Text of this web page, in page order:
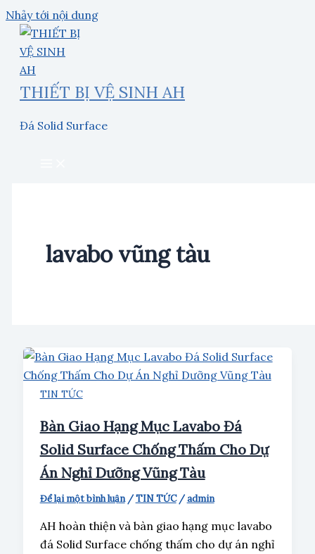
Nhảy tới nội dung
THIẾT BỊ VỆ SINH AH
Đá Solid Surface
lavabo vũng tàu
TIN TỨC
Bàn Giao Hạng Mục Lavabo Đá
Solid Surface Chống Thấm Cho Dự
Án Nghỉ Dưỡng Vũng Tàu
Để lại một bình luận /TIN TỨC/admin
AH hoàn thiện và bàn giao hạng mục lavabo
đá Solid Surface chống thấm cho dự án nghỉ